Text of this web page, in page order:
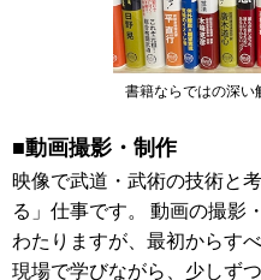
書籍ならではの深い
■動画撮影・制作
映像で武道・武術の技術と
る」仕事です。 動画の撮影
わたりますが、最初からす
現場で学びながら、少しず